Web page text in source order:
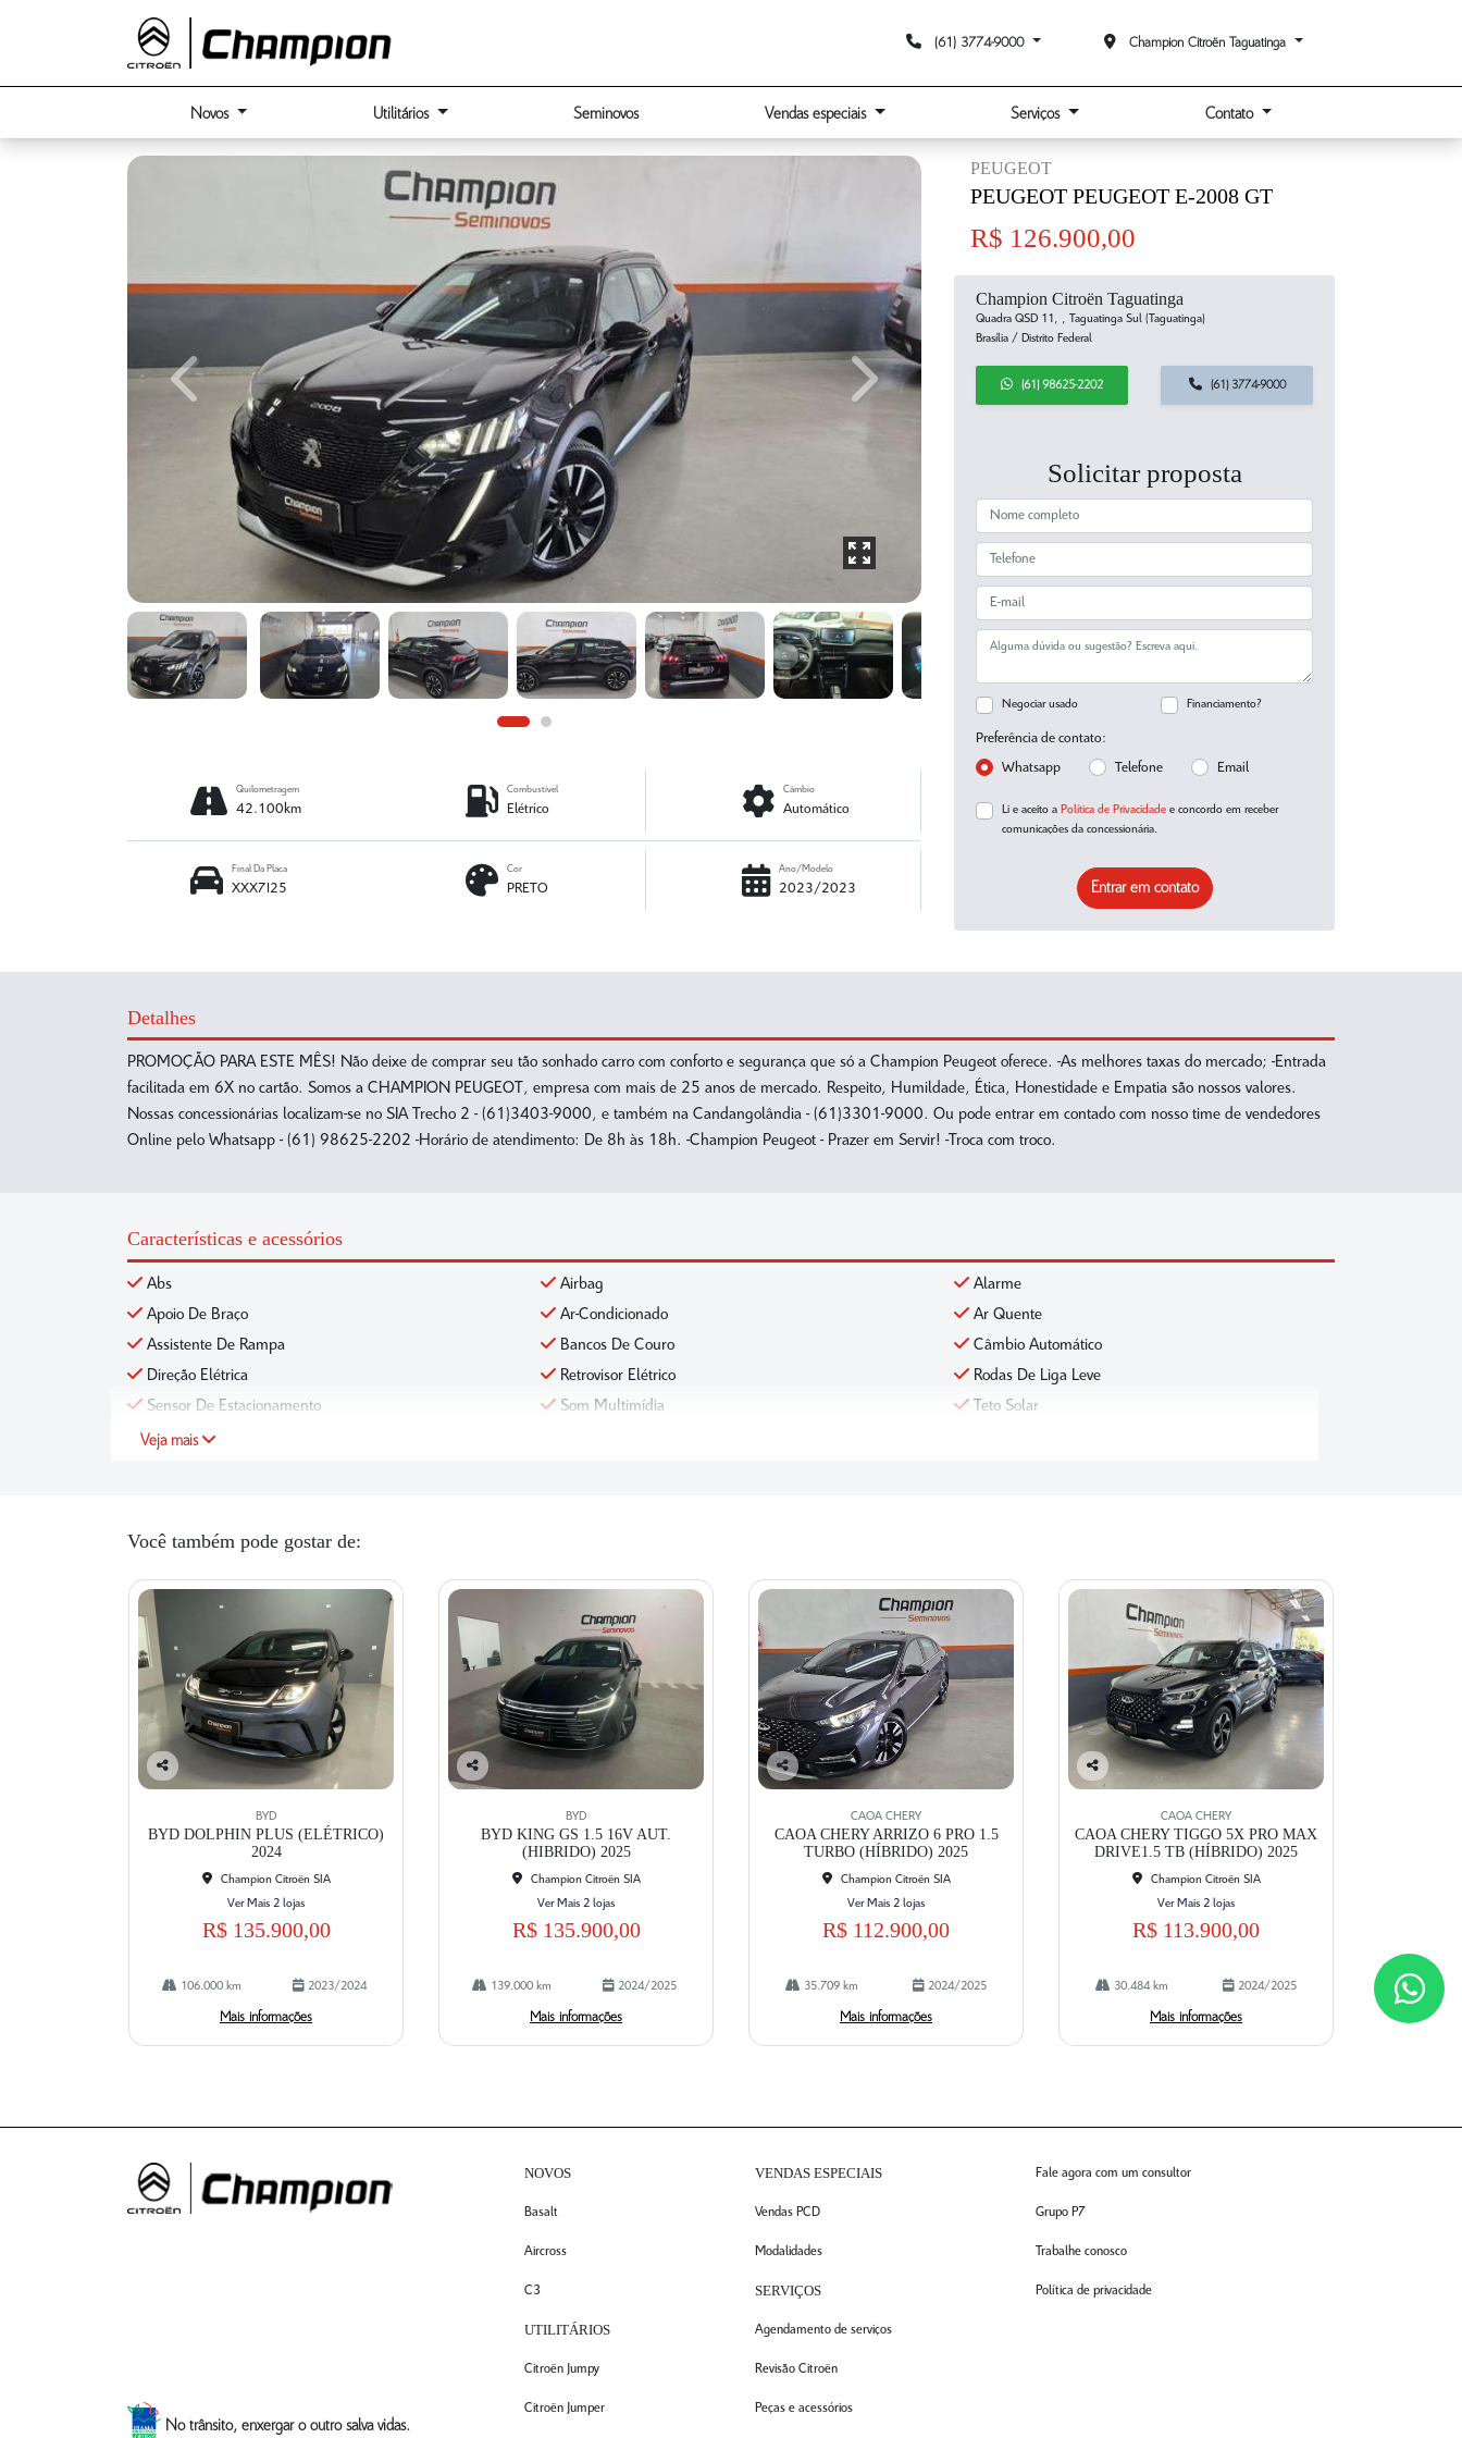
(61) 3774-9000 Champion Citroën Taguatinga
Novos Utilitários Seminovos Vendas especiais Serviços Contato
PEUGEOT
PEUGEOT PEUGEOT E-2008 GT
R$ 126.900,00
Champion Citroën Taguatinga
Quadra QSD 11, , Taguatinga Sul (Taguatinga)
Brasília / Distrito Federal
(61) 3774-9000
(61) 98625-2202
Solicitar proposta
Financiamento?
Negociar usado
Preferência de contato:
Whatsapp
Telefone Email
Li e aceito a Política de Privacidade e concordo em receber
comunicações da concessionária.
Entrar em contato
Previous Next
Câmbio
Automático
Combustível
Elétrico
Quilometragem
42.100km
Ano/Modelo
2023/2023
Cor
PRETO
Final Da Placa
XXX7I25
Detalhes
PROMOÇÃO PARA ESTE MÊS! Não deixe de comprar seu tão sonhado carro com conforto e segurança que só a Champion Peugeot oferece. -As melhores taxas do mercado; -Entrada
facilitada em 6X no cartão. Somos a CHAMPION PEUGEOT, empresa com mais de 25 anos de mercado. Respeito, Humildade, Ética, Honestidade e Empatia são nossos valores.
Nossas concessionárias localizam-se no SIA Trecho 2 - (61)3403-9000, e também na Candangolândia - (61)3301-9000. Ou pode entrar em contado com nosso time de vendedores
Online pelo Whatsapp - (61) 98625-2202 -Horário de atendimento: De 8h às 18h. -Champion Peugeot - Prazer em Servir! -Troca com troco.
Características e acessórios
Abs Airbag
Alarme
Apoio De Braço
Ar-Condicionado
Ar Quente
Assistente De Rampa
Bancos De Couro
Câmbio Automático
Direção Elétrica
Retrovisor Elétrico
Rodas De Liga Leve
Sensor De Estacionamento
Som Multimídia Teto Solar
Veja mais
Você também pode gostar de:
BYD
BYD DOLPHIN PLUS (ELÉTRICO)
2024
Champion Citroën SIA
Ver Mais 2 lojas
R$ 135.900,00
106.000 km 2023/2024
Mais informações
Co
BYD
BYD KING GS 1.5 16V AUT.
(HIBRIDO) 2025
Champion Citroën SIA
Ver Mais 2 lojas
R$ 135.900,00
139.000 km 2024/2025
Mais informações
CAOA CHERY
CAOA CHERY ARRIZO 6 PRO 1.5
TURBO (HÍBRIDO) 2025
Champion Citroën SIA
Ver Mais 2 lojas
R$ 112.900,00
35.709 km 2024/2025
Mais informações
he
CAOA CHERY
CAOA CHERY TIGGO 5X PRO MAX
DRIVE1.5 TB (HÍBRIDO) 2025
Champion Citroën SIA
Ver Mais 2 lojas
R$ 113.900,00
30.484 km 2024/2025
Mais informações
No trânsito, enxergar o outro salva vidas.
NOVOS
Basalt
Aircross
C3
UTILITÁRIOS
Citroën Jumpy
Citroën Jumper
VENDAS ESPECIAIS
Vendas PCD
Modalidades
SERVIÇOS
Agendamento de serviços
Revisão Citroën
Peças e acessórios
Fale agora com um consultor
Grupo P7
Trabalhe conosco
Política de privacidade